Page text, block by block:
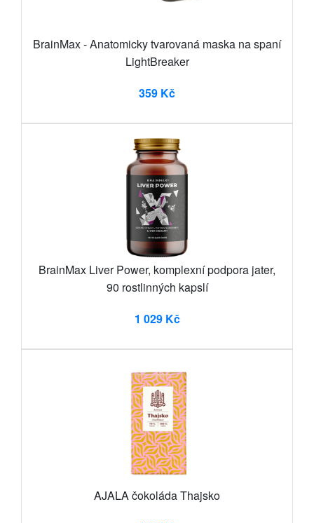
BrainMax - Anatomicky tvarovaná maska na spaní
LightBreaker
359 Kč
BrainMax Liver Power, komplexní podpora jater,
90 rostlinných kapslí
1 029 Kč
AJALA čokoláda Thajsko